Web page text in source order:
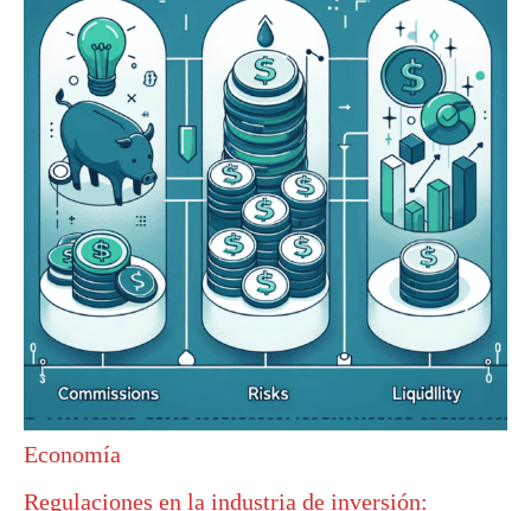
Economía
Regulaciones en la industria de inversión: